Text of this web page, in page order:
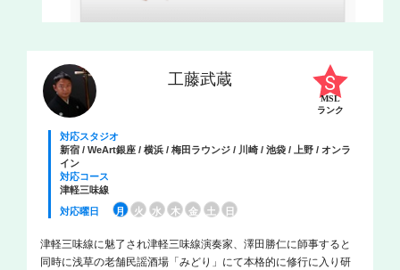
工藤武蔵
MSL
ランク
対応スタジオ
新宿 / WeArt銀座 / 横浜 / 梅田ラウンジ / 川崎 / 池袋 / 上野 / オンラ
イン
対応コース
津軽三味線
対応曜日
月 火 水 木 金 土 日
津軽三味線に魅了され津軽三味線演奏家、澤田勝仁に師事すると
同時に浅草の老舗民謡酒場「みどり」にて本格的に修行に入り研